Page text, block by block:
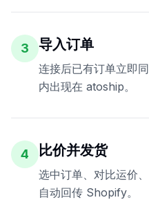
3 导入订单
连接后已有订单立即
内出现在 atoship。
4 比价并发货
选中订单、对比运价
自动回传 Shopify。